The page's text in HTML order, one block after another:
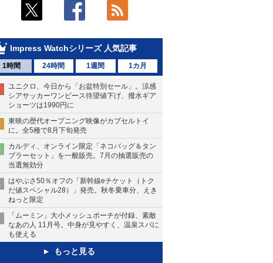
Impress Watchシリーズ 人気記事
1時間 24時間 1週間 1カ月
ユニクロ、今日から「お盆特別セール」。涼感
シアサッカーワンピース待望値下げ、撥水ギア
ショーツは1990円に
東映の歴代オープニング映像がカプセルトイ
に。全5種で8月下旬発売
カルディ、オンライン限定「ネコバッグ＆タン
ブラーセット」を一般販売。7月の抽選販売の
当選無効分
はやぶさ50％オフの「新幹線eチケット（トク
だ値スペシャル28）」発売。秋冬乗車分、えき
ねっと限定
「ムーミン」大小メッシュポーチが付録、素敵
なあの人 11月号。中身が見やすく、温泉スパに
も使える
もっと見る